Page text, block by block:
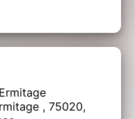
, 75020,